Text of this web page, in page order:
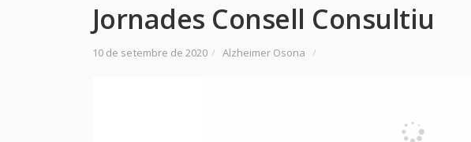
Jornades Consell Consultiu
10 de setembre de 2020 / Alzheimer Osona /